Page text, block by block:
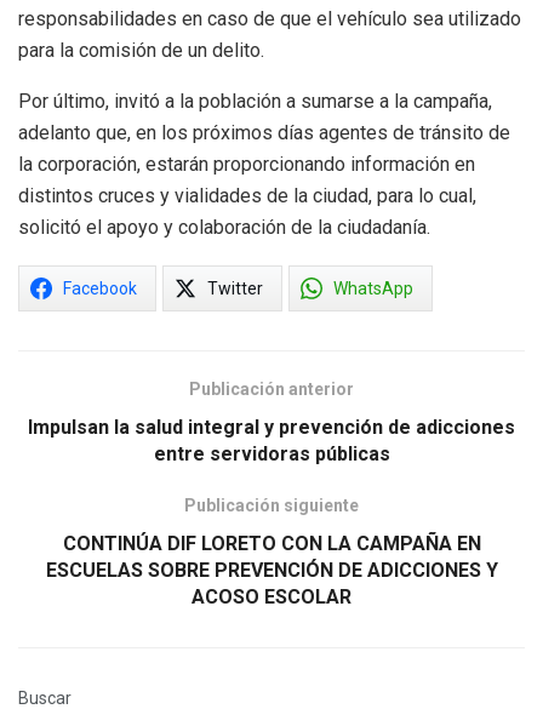
responsabilidades en caso de que el vehículo sea utilizado
para la comisión de un delito.
Por último, invitó a la población a sumarse a la campaña,
adelanto que, en los próximos días agentes de tránsito de
la corporación, estarán proporcionando información en
distintos cruces y vialidades de la ciudad, para lo cual,
solicitó el apoyo y colaboración de la ciudadanía.
Facebook Twitter WhatsApp
Publicación anterior
Impulsan la salud integral y prevención de adicciones
entre servidoras públicas
Publicación siguiente
CONTINÚA DIF LORETO CON LA CAMPAÑA EN
ESCUELAS SOBRE PREVENCIÓN DE ADICCIONES Y
ACOSO ESCOLAR
Buscar